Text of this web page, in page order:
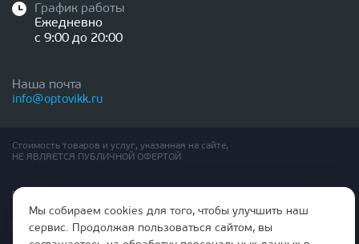
График работы
Ежедневно
с 9:00 до 20:00
Наша почта
info@optovikk.ru
Стоимость товаров и услуг, указанная на сайте,
НЕ ЯВЛЯЕТСЯ ПУБЛИЧНОЙ ОФЕРТОЙ
Правила эксплутации входных и межкомнатных дверей
Политика обработки персональных данных
Согласие на обработку персональных данных
Мы собираем cookies для того, чтобы улучшить наш
сервис. Продолжая пользоваться сайтом, вы